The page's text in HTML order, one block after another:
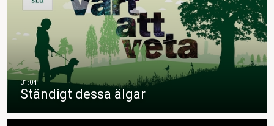
Ständigt dessa älgar